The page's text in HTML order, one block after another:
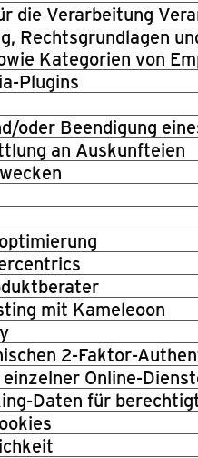
die Verarbeitung
Rechtsgrundlagen
Kategorien von
Plugins
oder Beendigung
an Auskunfteien
mit Kameleoon
2-Faktor-
Online-
Daten für